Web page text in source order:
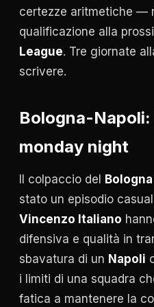
certezze aritmetiche —
qualificazione alla
League. Tre giornate
scrivere.
Bologna-
monday night
Il colpaccio del Bologna
stato un episodio
Vincenzo Italiano
difensiva e qualità in
sbavatura di un Napoli
i limiti di una squadra
fatica a mantenere la